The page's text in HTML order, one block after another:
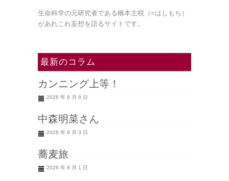
生命科学の元研究者である橋本主税（=はしもち）
があれこれ妄想を語るサイトです。
最新のコラム
カンニング上等！
2026 年 8 月 8 日
中森明菜さん
2026 年 8 月 3 日
蕎麦旅
2026 年 8 月 1 日